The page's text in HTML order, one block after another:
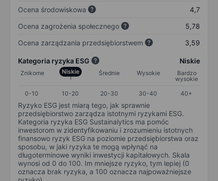
Ocena środowiskowa
4,7
Ocena zagrożenia społecznego
5,78
Ocena zarządzania przedsiębiorstwem
3,59
Kategoria ryzyka ESG Niskie
Znikome Niskie Średnie Wysokie
Bardzo
wysokie
0-10
10-20 20-30 30-40 40+
Ryzyko ESG jest miarą tego, jak sprawnie
przedsiębiorstwo zarządza istotnymi ryzykami ESG.
Kategoria ryzyka ESG Sustainalytics ma pomóc
inwestorom w zidentyfikowaniu i zrozumieniu istotnych
finansowo ryzyk ESG na poziomie przedsiębiorstwa oraz
sposobu, w jaki ryzyka te mogą wpłynąć na
długoterminowe wyniki inwestycji kapitałowych. Skala
wynosi od 0 do 100. Im mniejsze ryzyko, tym lepiej (0
oznacza brak ryzyka, a 100 oznacza najpoważniejsze